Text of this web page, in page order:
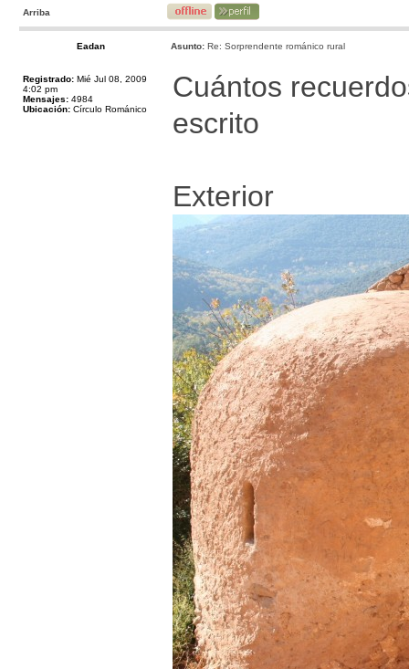
Arriba
Eadan Asunto: Re: Sorprendente románico rural
Registrado: Mié Jul 08, 2009
4:02 pm
Mensajes: 4984
Ubicación: Círculo Románico
Cuántos
escrito
Exterior